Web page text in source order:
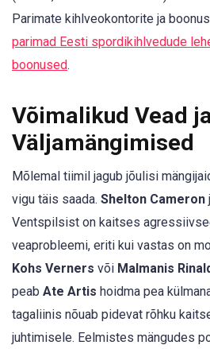
Parimate kihlveokontorite ja
parimad Eesti spordikihlvedude
boonused.
Võimalikud Vead
Väljamängimised
Mõlemal tiimil jagub jõulisi
vigu täis saada. Shelton Cameron
Ventspilsist on kaitses
veaprobleemi, eriti kui vastas on
Kohs Verners või Malmanis
peab Ate Artis hoidma pea
tagaliinis nõuab pidevat rõhku
juhtimisele. Eelmistes mängudes